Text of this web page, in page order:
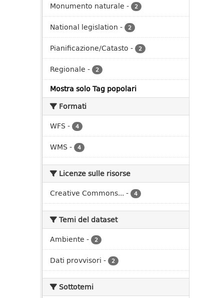
Monumento naturale - 2
National legislation - 2
Pianificazione/Catasto - 2
Regionale - 2
Mostra solo Tag popolari
Formati
WFS - 4
WMS - 4
Licenze sulle risorse
Creative Commons... - 4
Temi del dataset
Ambiente - 2
Dati provvisori - 2
Sottotemi